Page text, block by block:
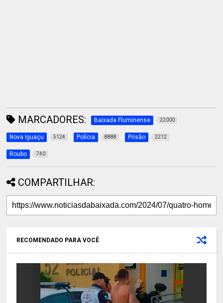
MARCADORES: Baixada Fluminense 22000
Nova Iguaçu 5124 Polícia 8888 Prisão 2212
Roubo 740
COMPARTILHAR:
RECOMENDADO PARA VOCÊ